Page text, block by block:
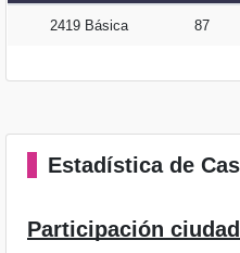
2419 Básica 87
Estadística de
Participación